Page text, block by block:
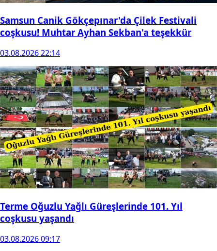
Samsun Canik Gökçepınar'da Çilek Festivali
coşkusu! Muhtar Ayhan Sekban'a teşekkür
03.08.2026 22:14
Terme Oğuzlu Yağlı Güreşlerinde 101. Yıl
coşkusu yaşandı
03.08.2026 09:17